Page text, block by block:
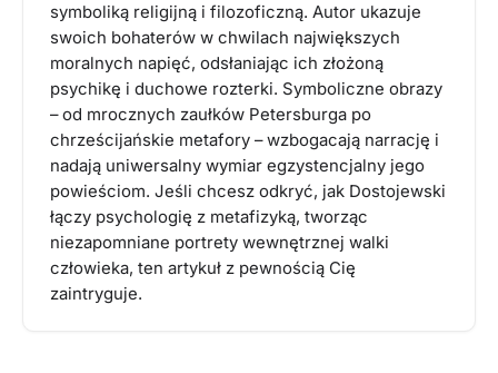
symboliką religijną i filozoficzną. Autor ukazuje
swoich bohaterów w chwilach największych
moralnych napięć, odsłaniając ich złożoną
psychikę i duchowe rozterki. Symboliczne obrazy
– od mrocznych zaułków Petersburga po
chrześcijańskie metafory – wzbogacają narrację i
nadają uniwersalny wymiar egzystencjalny jego
powieściom. Jeśli chcesz odkryć, jak Dostojewski
łączy psychologię z metafizyką, tworząc
niezapomniane portrety wewnętrznej walki
człowieka, ten artykuł z pewnością Cię
zaintryguje.